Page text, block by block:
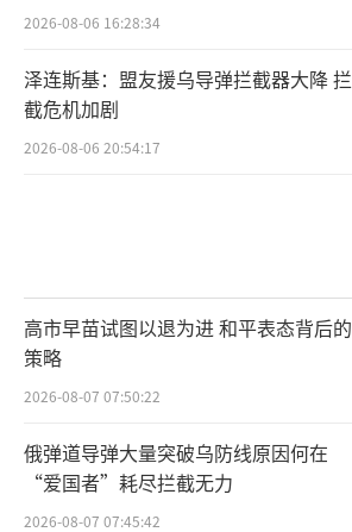
2026-08-06 16:28:34
泽连斯基：盟友援乌导弹拦截器大降 拦
截危机加剧
2026-08-06 20:54:17
高市早苗试图以退为进 和平表态背后的
策略
2026-08-07 07:50:22
俄弹道导弹大量突破乌防线原因何在
“爱国者”耗尽拦截无力
2026-08-07 07:45:42